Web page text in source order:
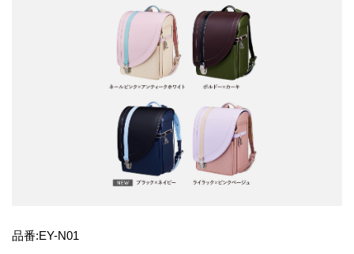
品番:EY-N01